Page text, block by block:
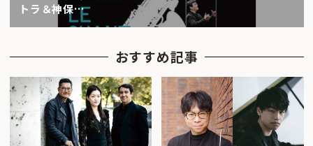
トラ＆神保…
おすすめ記事